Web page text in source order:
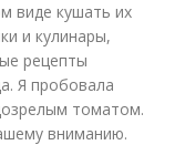
виде кушать их
и кулинары,
рецепты
Я пробовала
томатом.
вниманию.